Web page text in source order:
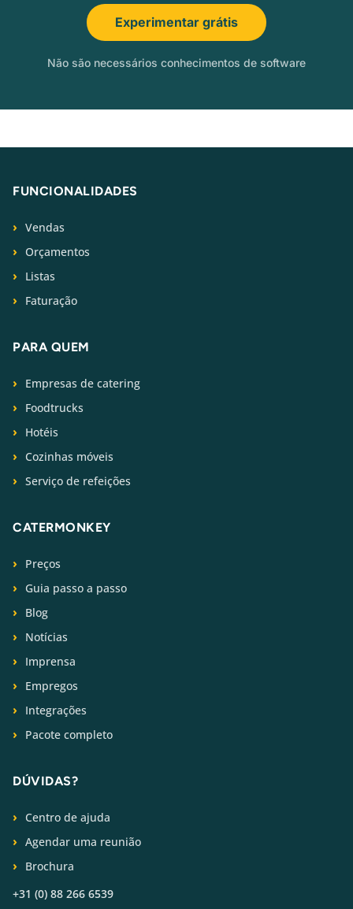
Experimentar grátis
Não são necessários conhecimentos de software
FUNCIONALIDADES
Vendas
Orçamentos
Listas
Faturação
PARA QUEM
Empresas de catering
Foodtrucks
Hotéis
Cozinhas móveis
Serviço de refeições
CATERMONKEY
Preços
Guia passo a passo
Blog
Notícias
Imprensa
Empregos
Integrações
Pacote completo
DÚVIDAS?
Centro de ajuda
Agendar uma reunião
Brochura
+31 (0) 88 266 6539